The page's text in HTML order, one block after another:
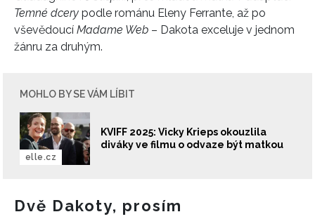
Temné dcery podle románu Eleny Ferrante, až po
vševědoucí Madame Web – Dakota exceluje v jednom
žánru za druhým.
MOHLO BY SE VÁM LÍBIT
KVIFF 2025: Vicky Krieps okouzlila
diváky ve filmu o odvaze být matkou
elle.cz
Dvě Dakoty, prosím